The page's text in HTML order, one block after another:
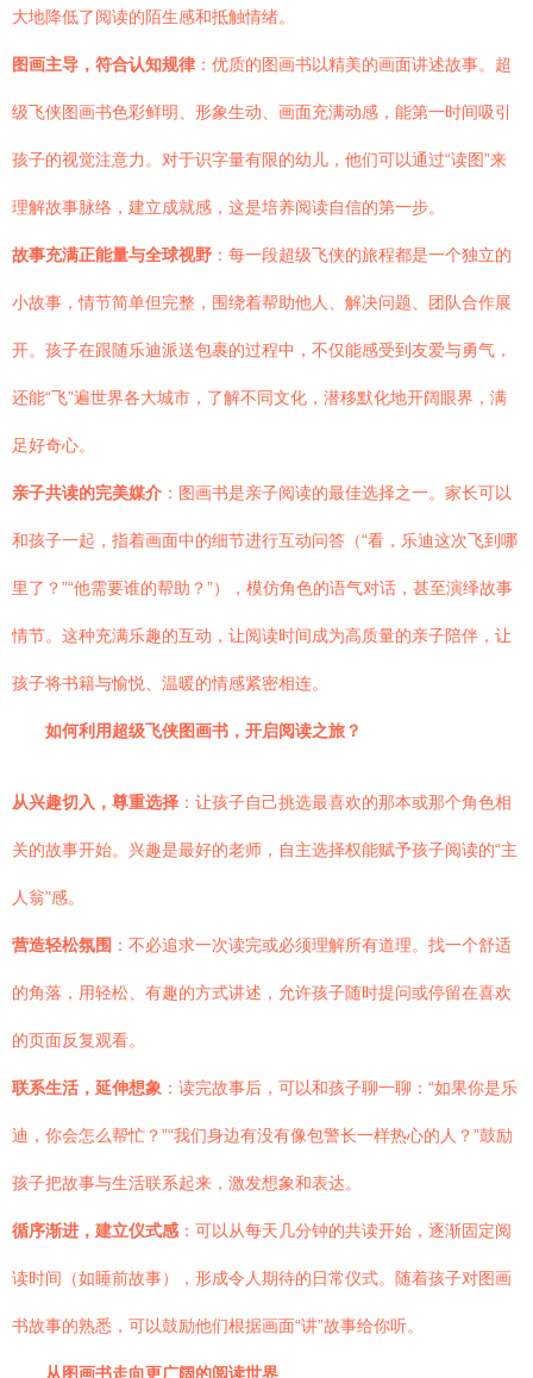
大地降低了阅读的陌生感和抵触情绪。
图画主导，符合认知规律 ：优质的图画书以精美的画面讲述故事。超
级飞侠图画书色彩鲜明、形象生动、画面充满动感，能第一时间吸引
孩子的视觉注意力。对于识字量有限的幼儿，他们可以通过“读图”来
理解故事脉络，建立成就感，这是培养阅读自信的第一步。
故事充满正能量与全球视野 ：每一段超级飞侠的旅程都是一个独立的
小故事，情节简单但完整，围绕着帮助他人、解决问题、团队合作展
开。孩子在跟随乐迪派送包裹的过程中，不仅能感受到友爱与勇气，
还能“飞”遍世界各大城市，了解不同文化，潜移默化地开阔眼界，满
足好奇心。
亲子共读的完美媒介 ：图画书是亲子阅读的最佳选择之一。家长可以
和孩子一起，指着画面中的细节进行互动问答（“看，乐迪这次飞到哪
里了？”“他需要谁的帮助？”），模仿角色的语气对话，甚至演绎故事
情节。这种充满乐趣的互动，让阅读时间成为高质量的亲子陪伴，让
孩子将书籍与愉悦、温暖的情感紧密相连。
如何利用超级飞侠图画书，开启阅读之旅？
从兴趣切入，尊重选择 ：让孩子自己挑选最喜欢的那本或那个角色相
关的故事开始。兴趣是最好的老师，自主选择权能赋予孩子阅读的“主
人翁”感。
营造轻松氛围 ：不必追求一次读完或必须理解所有道理。找一个舒适
的角落，用轻松、有趣的方式讲述，允许孩子随时提问或停留在喜欢
的页面反复观看。
联系生活，延伸想象 ：读完故事后，可以和孩子聊一聊：“如果你是乐
迪，你会怎么帮忙？”“我们身边有没有像包警长一样热心的人？”鼓励
孩子把故事与生活联系起来，激发想象和表达。
循序渐进，建立仪式感 ：可以从每天几分钟的共读开始，逐渐固定阅
读时间（如睡前故事），形成令人期待的日常仪式。随着孩子对图画
书故事的熟悉，可以鼓励他们根据画面“讲”故事给你听。
从图画书走向更广阔的阅读世界